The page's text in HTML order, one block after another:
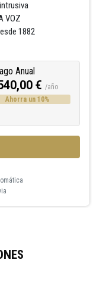
VOZ
1882
Anual
€ /año
Ahorra un 10%